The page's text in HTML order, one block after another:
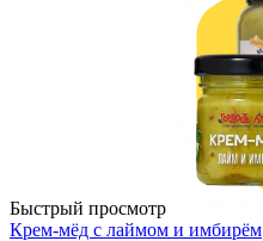
Быстрый просмотр
Крем-мёд с лаймом и имбирём